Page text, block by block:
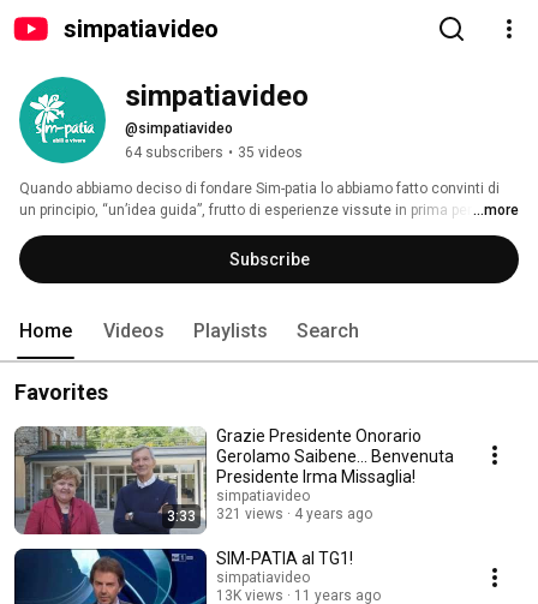
simpatiavideo
simpatiavideo
@simpatiavideo
64 subscribers • 35 videos
Quando abbiamo deciso di fondare Sim-patia lo abbiamo fatto convinti di
un principio, “un’idea guida”, frutto di esperienze vissute in prima persona e
di incontri con persone dotate di grande coraggio e forza: chiunque,
qualunque disabile fisico per quanto grave, possiede abilità anche minime
che possono permettere di vivere con dignità.
...more
Subscribe
Home Videos Playlists Search
Favorites
3:33
Grazie Presidente Onorario
Gerolamo Saibene... Benvenuta
Presidente Irma Missaglia!
simpatiavideo
321 views
4 years ago
SIM-PATIA al TG1!
simpatiavideo
13K views
11 years ago